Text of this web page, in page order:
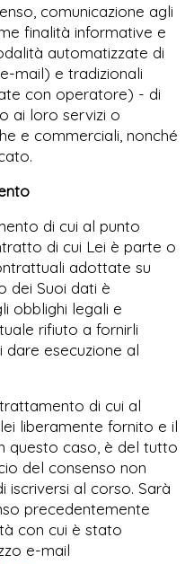
comunicazione agli
finalità informative e
automatizzate di
mail) e tradizionali
con operatore) - di
ai loro servizi o
e commerciali, nonché
.
di cui al punto
di cui Lei è parte o
adottate su
dei Suoi dati è
obblighi legali e
rifiuto a fornirli
dare esecuzione al
di cui al
liberamente fornito e il
questo caso, è del tutto
del consenso non
iscriversi al corso. Sarà
precedentemente
con cui è stato
e-mail